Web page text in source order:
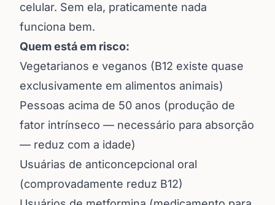
celular. Sem ela, praticamente nada
funciona bem.
Quem está em risco:
Vegetarianos e veganos (B12 existe quase
exclusivamente em alimentos animais)
Pessoas acima de 50 anos (produção de
fator intrínseco — necessário para absorção
— reduz com a idade)
Usuárias de anticoncepcional oral
(comprovadamente reduz B12)